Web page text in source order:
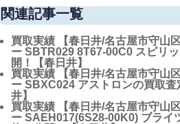
関連記事一覧
買取実績 【春日井/名古屋市守山
ー SBTR029 8T67-00C0 スピリ
開！【春日井】
買取実績 【春日井/名古屋市守山
ー SBXC024 アストロンの買取査
井】
買取実績 【春日井/名古屋市守山
ー SAEH017(6S28-00K0) ブライ